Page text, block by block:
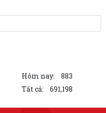
tri ân người có công nhân dịp
Đảng ủy tuần thứ 30 (từ ngày